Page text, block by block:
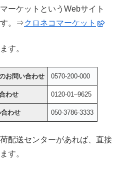
ーケットというWebサイト
す。⇒クロネコマーケット
す。
お問い合わせ 0570-200-000
わせ 0120-01–9625
わせ 050-3786-3333
配送センターがあれば、直接
す。